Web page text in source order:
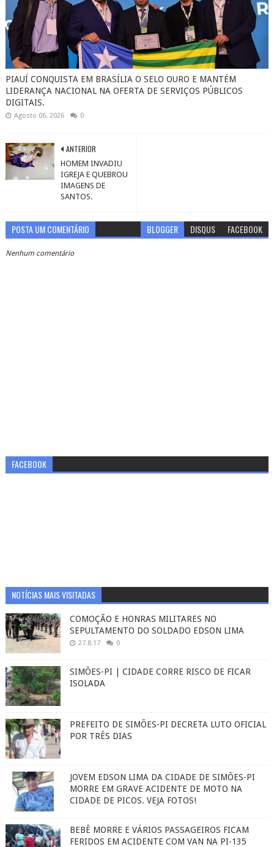
PIAUÍ CONQUISTA EM BRASÍLIA O SELO OURO E MANTÉM
LIDERANÇA NACIONAL NA OFERTA DE SERVIÇOS PÚBLICOS
DIGITAIS.
Agosto 06, 2026 0
ANTERIOR
HOMEM INVADIU
IGREJA E QUEBROU
IMAGENS DE
SANTOS.
POSTA UM COMENTÁRIO BLOGGER DISQUS FACEBOOK
Nenhum comentário
FACEBOOK
NOTÍCIAS MAIS VISITADAS
COMOÇÃO E HONRAS MILITARES NO
SEPULTAMENTO DO SOLDADO EDSON LIMA
27.8.17 0
SIMÕES-PI | CIDADE CORRE RISCO DE FICAR
ISOLADA
PREFEITO DE SIMÕES-PI DECRETA LUTO OFICIAL
POR TRÊS DIAS
JOVEM EDSON LIMA DA CIDADE DE SIMÕES-PI
MORRE EM GRAVE ACIDENTE DE MOTO NA
CIDADE DE PICOS. VEJA FOTOS!
BEBÊ MORRE E VÁRIOS PASSAGEIROS FICAM
FERIDOS EM ACIDENTE COM VAN NA PI-135